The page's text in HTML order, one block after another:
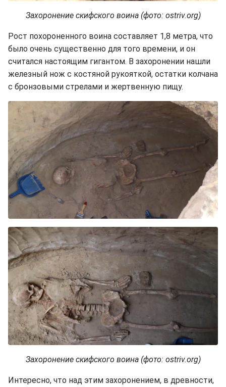
Захоронение скифского воина (фото: ostriv.org)
Рост похороненного воина составляет 1,8 метра, что
было очень существенно для того времени, и он
считался настоящим гигантом. В захоронении нашли
железный нож с костяной рукояткой, остатки колчана
с бронзовыми стрелами и жертвенную пищу.
Захоронение скифского воина (фото: ostriv.org)
Интересно, что над этим захоронением, в древности,